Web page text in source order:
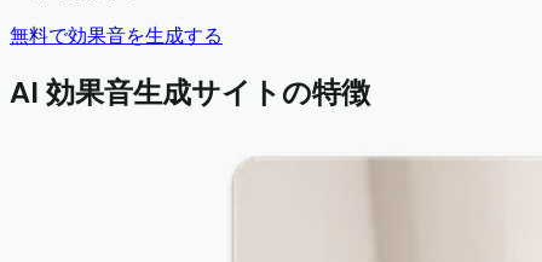
無料で効果音を生成する
AI 効果音生成サイトの特徴